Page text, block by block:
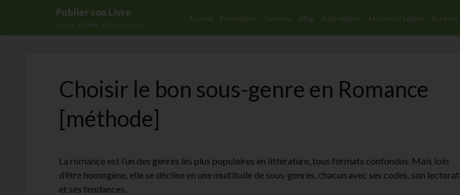
Publier son Livre
écrire, publier et promouvoir
Accueil Formations Services Blog Auto-édition Maisons d’édition Ecriture
Choisir le bon sous-genre en Romance
[méthode]
La romance est l’un des genres les plus populaires en littérature, tous formats confondus. Mais loin
d’être homogène, elle se décline en une multitude de sous-genres, chacun avec ses codes, son lectorat
et ses tendances.